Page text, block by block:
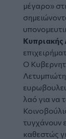
μέγαρο»
Κυπριακής
Ο
λαό για να
τυγχάνουν
καθεστώς